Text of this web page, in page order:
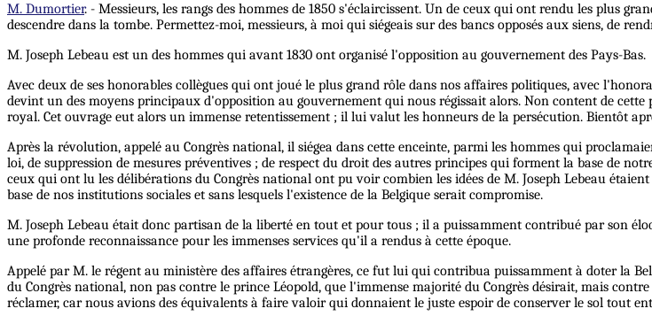
M. Dumortier. - Messieurs, les rangs des hommes de 1850 s'éclaircissent. Un de ceux qui ont rendu les plus
descendre dans la tombe. Permettez-moi, messieurs, à moi qui siégeais sur des bancs opposés aux siens, de
M. Joseph Lebeau est un des hommes qui avant 1830 ont organisé l'opposition au gouvernement des Pays-Bas.
Avec deux de ses honorables collègues qui ont joué le plus grand rôle dans nos affaires politiques, avec
devint un des moyens principaux d'opposition au gouvernement qui nous régissait alors. Non content de
royal. Cet ouvrage eut alors un immense retentissement ; il lui valut les honneurs de la persécution. Bientôt
Après la révolution, appelé au Congrès national, il siégea dans cette enceinte, parmi les hommes qui
loi, de suppression de mesures préventives ; de respect du droit des autres principes qui forment la base de
ceux qui ont lu les délibérations du Congrès national ont pu voir combien les idées de M. Joseph Lebeau
base de nos institutions sociales et sans lesquels l'existence de la Belgique serait compromise.
M. Joseph Lebeau était donc partisan de la liberté en tout et pour tous ; il a puissamment contribué par son
une profonde reconnaissance pour les immenses services qu'il a rendus à cette époque.
Appelé par M. le régent au ministère des affaires étrangères, ce fut lui qui contribua puissamment à doter la
du Congrès national, non pas contre le prince Léopold, que l'immense majorité du Congrès désirait, mais
réclamer, car nous avions des équivalents à faire valoir qui donnaient le juste espoir de conserver le sol tout